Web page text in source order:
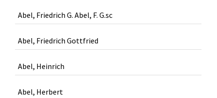
Abel, Friedrich G. Abel, F. G.sc
Abel, Friedrich Gottfried
Abel, Heinrich
Abel, Herbert